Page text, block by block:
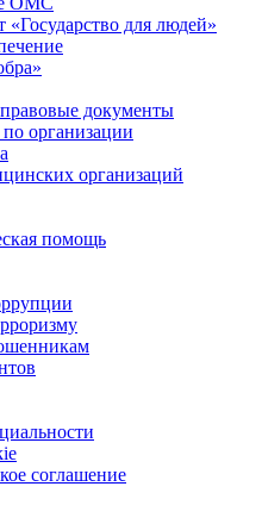
для людей»
документы
организации
организаций
помощь
соглашение